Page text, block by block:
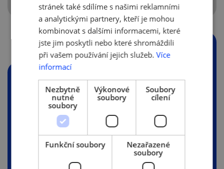
PŘÍLOHY
Ipsos-pro-
AMSP_Dotace_závěrečná-
zpráva-výzkum-MSP-1.pdf
(1.34 MB)
stránek také sdílíme s našimi reklamními
a analytickými partnery, kteří je mohou
kombinovat s dalšími informacemi, které
jste jim poskytli nebo které shromáždili
při vašem používání jejich služeb. Více
informací
Nezbytně
nutné
soubory
Výkonové
soubory
Soubory
cílení
Funkční soubory
Nezařazené
soubory